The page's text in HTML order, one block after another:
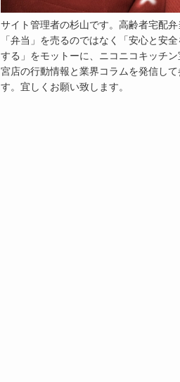
サイト管理者の杉山です。高齢者宅配弁
「弁当」を売るのではなく「安心と安
する」をモットーに、ニコニコキッチ
宮店の行動情報と業界コラムを発信して
す。宜しくお願い致します。